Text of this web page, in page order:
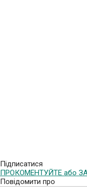
Підписатися
ПРОКОМЕНТУЙТЕ або
Повідомити про